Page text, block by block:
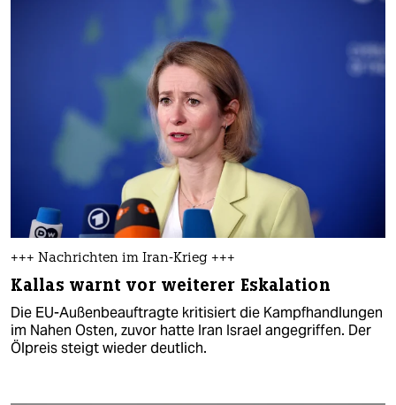
+++ Nachrichten im Iran-Krieg +++
Kallas warnt vor weiterer Eskalation
Die EU-Außenbeauftragte kritisiert die Kampfhandlungen
im Nahen Osten, zuvor hatte Iran Israel angegriffen. Der
Ölpreis steigt wieder deutlich.